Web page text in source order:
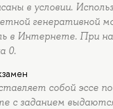
в условии.
генеративной
в Интернете. При
0.
собой эссе
с заданием